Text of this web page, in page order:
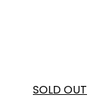
SOLD OUT